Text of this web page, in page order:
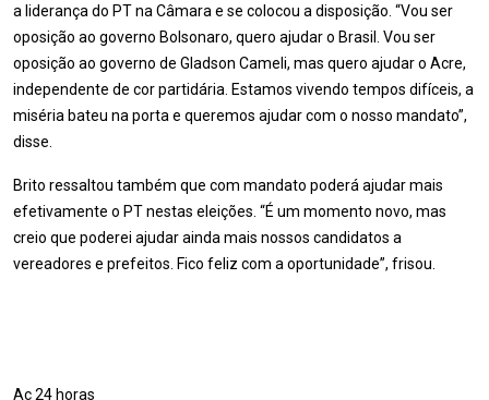
a liderança do PT na Câmara e se colocou a disposição. “Vou ser
oposição ao governo Bolsonaro, quero ajudar o Brasil. Vou ser
oposição ao governo de Gladson Cameli, mas quero ajudar o Acre,
independente de cor partidária. Estamos vivendo tempos difíceis, a
miséria bateu na porta e queremos ajudar com o nosso mandato”,
disse.
Brito ressaltou também que com mandato poderá ajudar mais
efetivamente o PT nestas eleições. “É um momento novo, mas
creio que poderei ajudar ainda mais nossos candidatos a
vereadores e prefeitos. Fico feliz com a oportunidade”, frisou.
Ac 24 horas